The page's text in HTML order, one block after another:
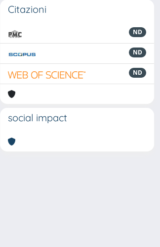
Citazioni
ND
ND
ND
social impact